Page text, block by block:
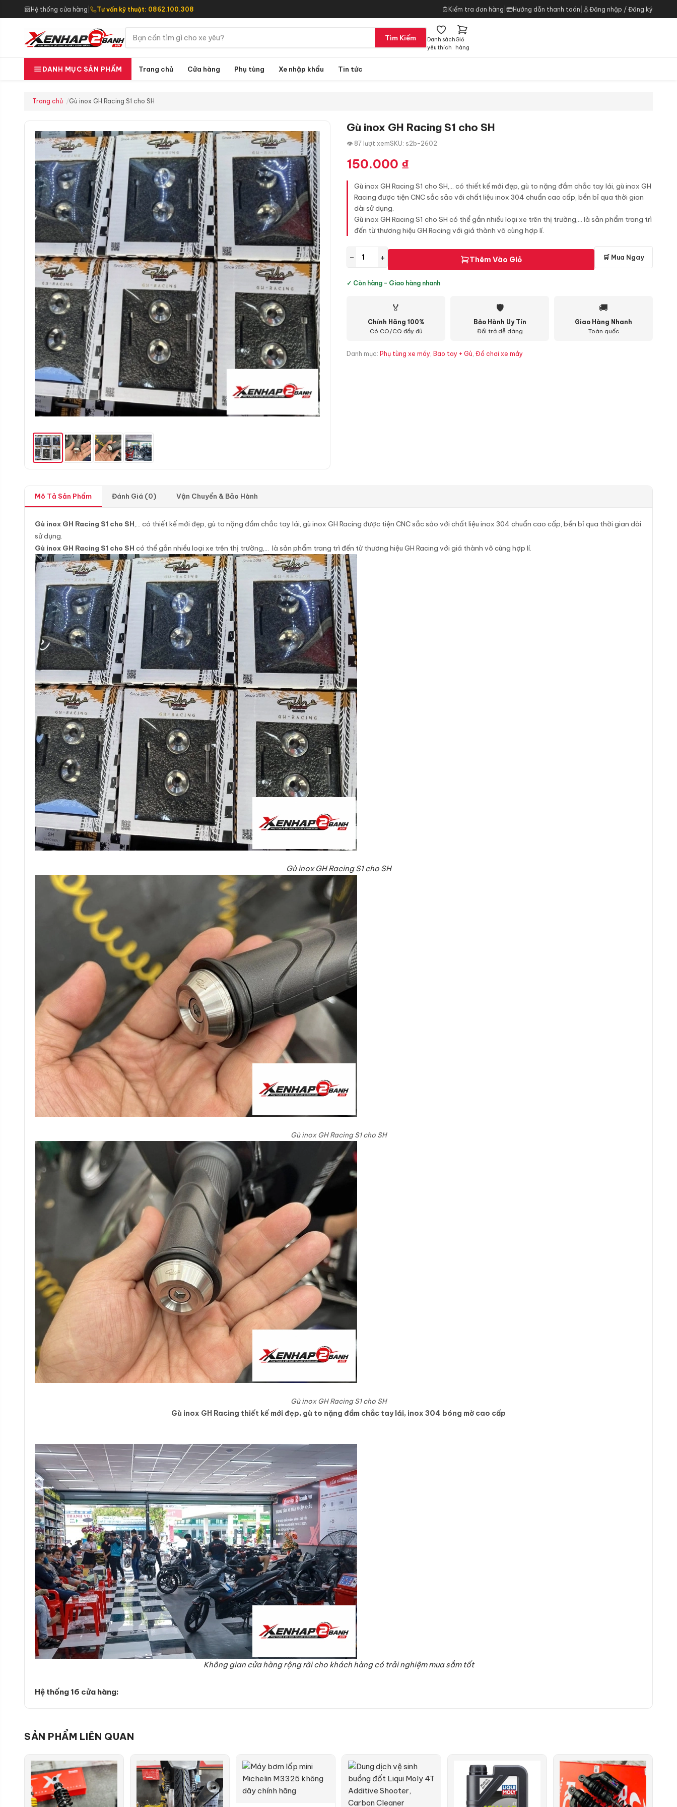
Hệ thống cửa hàng Tư vấn kỹ thuật: 0862.100.308 Kiểm tra đơn hàng Hướng dẫn thanh toán Đăng nhập / Đăng ký
Tìm Kiếm
Danh sách
yêu thích
Giỏ
hàng
DANH MỤC SẢN PHẨM Trang chủ Cửa hàng Phụ tùng Xe nhập khẩu Tin tức
Trang chủ Gù inox GH Racing S1 cho SH
Gù inox GH Racing S1 cho SH
👁 87 lượt xemSKU: s2b-2602
150.000 ₫
Gù inox GH Racing S1 cho SH,... có thiết kế mới đẹp, gù to nặng đầm chắc tay lái, gù inox GH
Racing được tiện CNC sắc sảo với chất liệu inox 304 chuẩn cao cấp, bền bỉ qua thời gian
dài sử dụng.
Gù inox GH Racing S1 cho SH có thể gắn nhiều loại xe trên thị trường,... là sản phẩm trang trì
đến từ thương hiệu GH Racing với giá thành vô cùng hợp lí.
− + Thêm Vào Giỏ 🛒 Mua Ngay
✓ Còn hàng - Giao hàng nhanh
🏅
Chính Hãng 100%
Có CO/CQ đầy đủ
🛡
Bảo Hành Uy Tín
Đổi trả dễ dàng
🚚
Giao Hàng Nhanh
Toàn quốc
Danh mục: Phụ tùng xe máy, Bao tay + Gù, Đồ chơi xe máy
Mô Tả Sản Phẩm Đánh Giá (0) Vận Chuyển & Bảo Hành
Gù inox GH Racing S1 cho SH,… có thiết kế mới đẹp, gù to nặng đầm chắc tay lái, gù inox GH Racing được tiện CNC sắc sảo với chất liệu inox 304 chuẩn cao cấp, bền bỉ qua thời gian dài
sử dụng.
Gù inox GH Racing S1 cho SH có thể gắn nhiều loại xe trên thị trường,… là sản phẩm trang trì đến từ thương hiệu GH Racing với giá thành vô cùng hợp lí.
Gù inox GH Racing S1 cho SH
Gù inox GH Racing S1 cho SH
Gù inox GH Racing S1 cho SH
Gù inox GH Racing thiết kế mới đẹp, gù to nặng đầm chắc tay lái, inox 304 bóng mờ cao cấp
Không gian cửa hàng rộng rãi cho khách hàng có trải nghiệm mua sắm tốt
Hệ thống 16 cửa hàng:
SẢN PHẨM LIÊN QUAN